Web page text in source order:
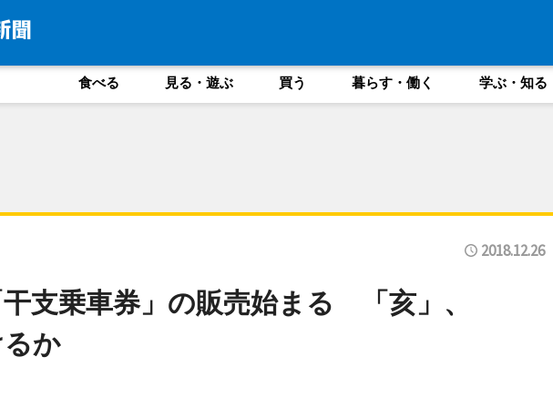
食べる 見る・遊ぶ 買う 暮らす・働く 学ぶ・知る
2018.12.26
支乗車券」の販売始まる 「亥」、
るか